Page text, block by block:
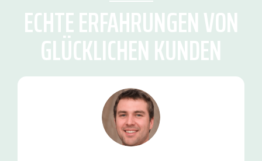
ECHTE ERFAHRUNGEN VON
GLÜCKLICHEN KUNDEN